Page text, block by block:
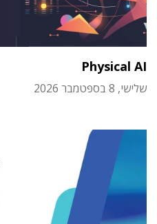
Physical AI
שלישי, 8 בספטמבר 2026